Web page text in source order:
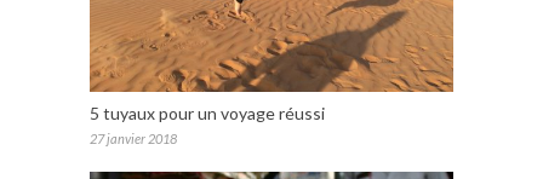
5 tuyaux pour un voyage réussi
27 janvier 2018